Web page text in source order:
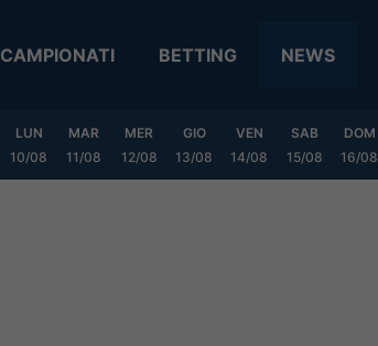
CAMPIONATI BETTING NEWS
LUN
10/08
MAR
11/08
MER
12/08
GIO
13/08
VEN
14/08
SAB
15/08
DOM
16/08